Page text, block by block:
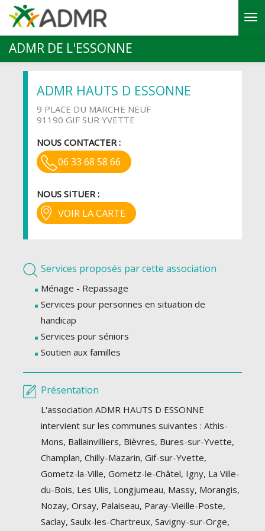
Aller au contenu principal
ADMR DE L'ESSONNE
ADMR HAUTS D ESSONNE
9 PLACE DU MARCHE NEUF
91190 GIF SUR YVETTE
NOUS CONTACTER :
06 33 68 58 66
NOUS SITUER :
VOIR LA CARTE
Services proposés par cette association
Ménage - Repassage
Services pour personnes en situation de
handicap
Services pour séniors
Soutien aux familles
Présentation
L'association ADMR HAUTS D ESSONNE
intervient sur les communes suivantes : Athis-
Mons, Ballainvilliers, Bièvres, Bures-sur-Yvette,
Champlan, Chilly-Mazarin, Gif-sur-Yvette,
Gometz-la-Ville, Gometz-le-Châtel, Igny, La Ville-
du-Bois, Les Ulis, Longjumeau, Massy, Morangis,
Nozay, Orsay, Palaiseau, Paray-Vieille-Poste,
Saclay, Saulx-les-Chartreux, Savigny-sur-Orge,